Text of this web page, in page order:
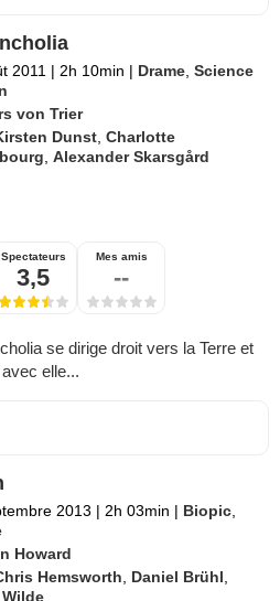
2011 | 2h 10min | Drame ,Science
von Trier
Dunst ,Charlotte
,Alexander Skarsgård
Spectateurs
3,5
Mes amis
--
se dirige droit vers la Terre et
elle...
2013 | 2h 03min | Biopic
Howard
Hemsworth Daniel Brühl